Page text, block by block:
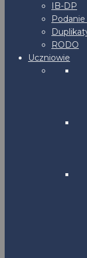
IB-DP
RODO
Uczniowie